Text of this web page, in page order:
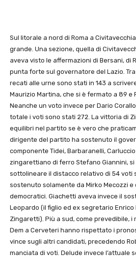
Sul litorale a nord di Roma a
grande. Una sezione, quella di
aveva visto le affermazioni di Bersani, di
punta forte sul governatore del Lazio.
recati alle urne sono stati in 143 a
Maurizio Martina, che si è fermato a 89 e
Neanche un voto invece per Dario
totale i voti sono stati 272. La vittoria di
equilibri nel partito se è vero che
dirigente del partito ha sostenuto il
componente Tidei, Barbaranelli,
zingarettiano di ferro Stefano Giannini, si
sottolineare il distacco relativo di 54 voti
sostenuto solamente da Mirko Mecozzi
democratici. Giachetti aveva invece il
Leopardo (il figlio ed ex segretario
Zingaretti). Più a sud, come prevedibile,
Dem a Cerveteri hanno rispettato i
vince sugli altri candidati, precedendo
manciata di voti. Delude invece l’attuale